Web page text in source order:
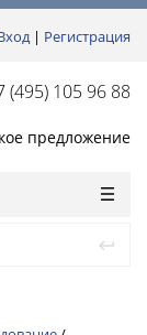
| Регистрация
(495) 105 96 88
предложение